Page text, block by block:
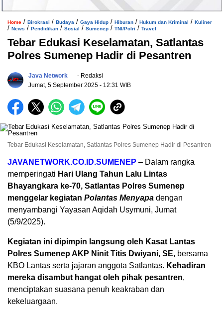
Home / Birokrasi / Budaya / Gaya Hidup / Hiburan / Hukum dan Kriminal / Kuliner
/ News / Pendidikan / Sosial / Sumenep / TNI/Polri / Travel
Tebar Edukasi Keselamatan, Satlantas
Polres Sumenep Hadir di Pesantren
Java Network
- Redaksi
Jumat, 5 September 2025 - 12:31 WIB
Tebar Edukasi Keselamatan, Satlantas Polres Sumenep Hadir di Pesantren
JAVANETWORK.CO.ID.SUMENEP – Dalam rangka
memperingati Hari Ulang Tahun Lalu Lintas
Bhayangkara ke-70, Satlantas Polres Sumenep
menggelar kegiatan Polantas Menyapa dengan
menyambangi Yayasan Aqidah Usymuni, Jumat
(5/9/2025).
Kegiatan ini dipimpin langsung oleh Kasat Lantas
Polres Sumenep AKP Ninit Titis Dwiyani, SE, bersama
KBO Lantas serta jajaran anggota Satlantas. Kehadiran
mereka disambut hangat oleh pihak pesantren,
menciptakan suasana penuh keakraban dan
kekeluargaan.